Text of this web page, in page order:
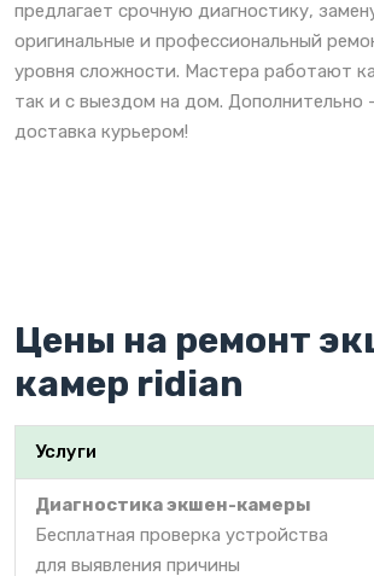
предлагает срочную диагностику,
оригинальные и профессиональный
уровня сложности. Мастера работают
так и с выездом на дом. Дополнительно
доставка курьером!
Цены на ремонт
камер ridian
Услуги
Диагностика экшен-камеры
Бесплатная проверка устройства
для выявления причины